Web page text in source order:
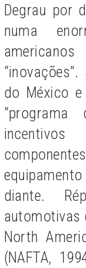
Degrau por
numa
do México
“programa
diante.
automotivas
North
(NAFTA,